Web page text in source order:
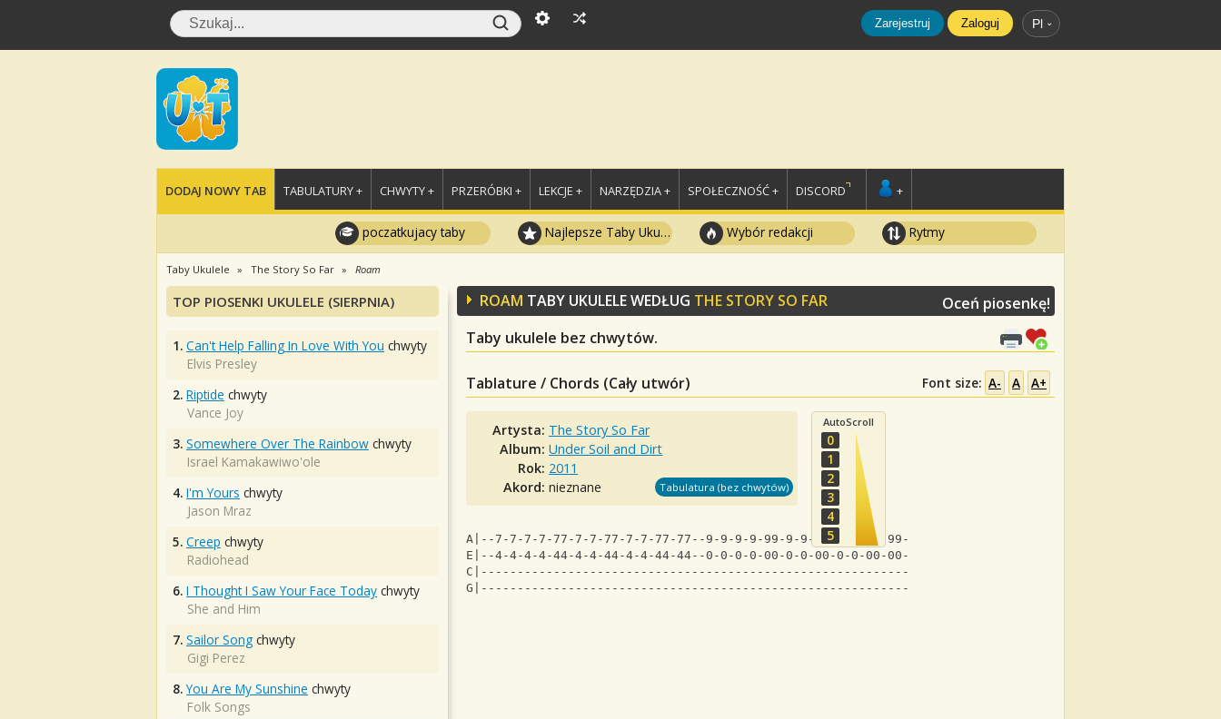
Zarejestruj Zaloguj Pl
DODAJ NOWY TAB TABULATURY + CHWYTY + PRZERÓBKI + LEKCJE + NARZĘDZIA + SPOŁECZNOŚĆ + DISCORD +
poczatkujacy taby Najlepsze Taby Ukulele Wybór redakcji Rytmy
Taby Ukulele The Story So Far Roam
ROAM TABY UKULELE WEDŁUG THE STORY SO FAR
Taby ukulele bez chwytów.
Oceń piosenkę!
Tablature / Chords (Cały utwór) Font size: A- A A+
Artysta: The Story So Far
Album:Under Soil and Dirt
Rok: 2011
Akord:nieznane Tabulatura (bez chwytów)
AutoScroll
0
1
2
3
4
5
A|--7-7-7-7-77-7-7-77-7-7-77-77--9-9-9-9-99-9-9-99-9-9-99-99---|
E|--4-4-4-4-44-4-4-44-4-4-44-44--0-0-0-0-00-0-0-00-0-0-00-00---|
C|-------------------------------------------------------------|
G|-------------------------------------------------------------|
TOP PIOSENKI UKULELE (SIERPNIA)
1. Can't Help Falling In Love With You chwyty
Elvis Presley
2. Riptide chwyty
Vance Joy
3. Somewhere Over The Rainbow chwyty
Israel Kamakawiwo'ole
4. I'm Yours chwyty
Jason Mraz
5. Creep chwyty
Radiohead
6. I Thought I Saw Your Face Today chwyty
She and Him
7. Sailor Song chwyty
Gigi Perez
8. You Are My Sunshine chwyty
Folk Songs